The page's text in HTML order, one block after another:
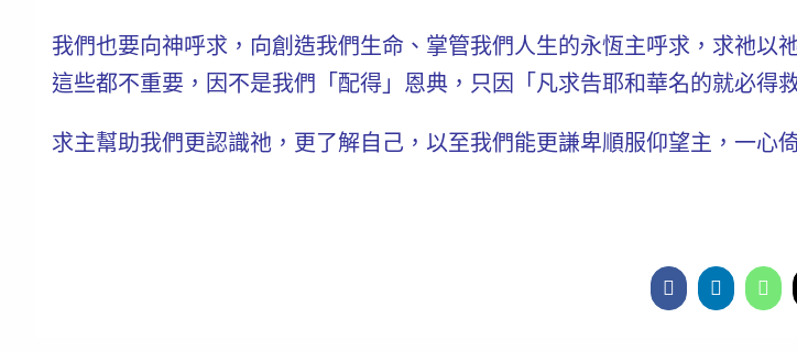
我們也要向神呼求，向創造我們生命、掌管我們人生的永恆主呼求，求祂以
這些都不重要，因不是我們「配得」恩典，只因
「凡求告耶和華名的就必得救
求主幫助我們更認識祂，更了解自己，以至我們能更謙卑順服仰望主，一心